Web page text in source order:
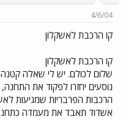
4/6/04
קו הרכבת לאשקלון
קו הרכבת לאשקלון
שלום לכולם. יש לי שאלה
נוסעים יחזרו לפקוד את
הרכבות הפרבריות שמגיעות
אשדוד תאבד את מעמדה